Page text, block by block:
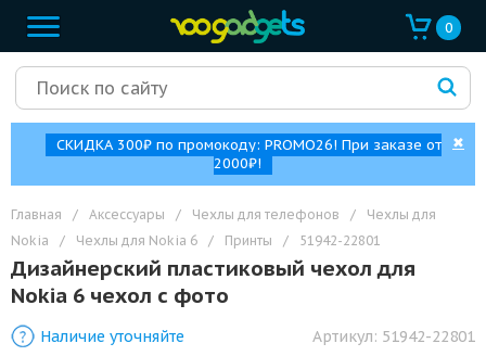
0
СКИДКА 300₽ по промокоду: PROMO26! При заказе от
2000₽!
✖
Главная / Аксессуары / Чехлы для телефонов /
Чехлы для
Nokia
/ Чехлы для Nokia 6 / Принты / 51942-22801
Дизайнерский пластиковый чехол для
Nokia 6 чехол с фото
Наличие уточняйте Артикул: 51942-22801